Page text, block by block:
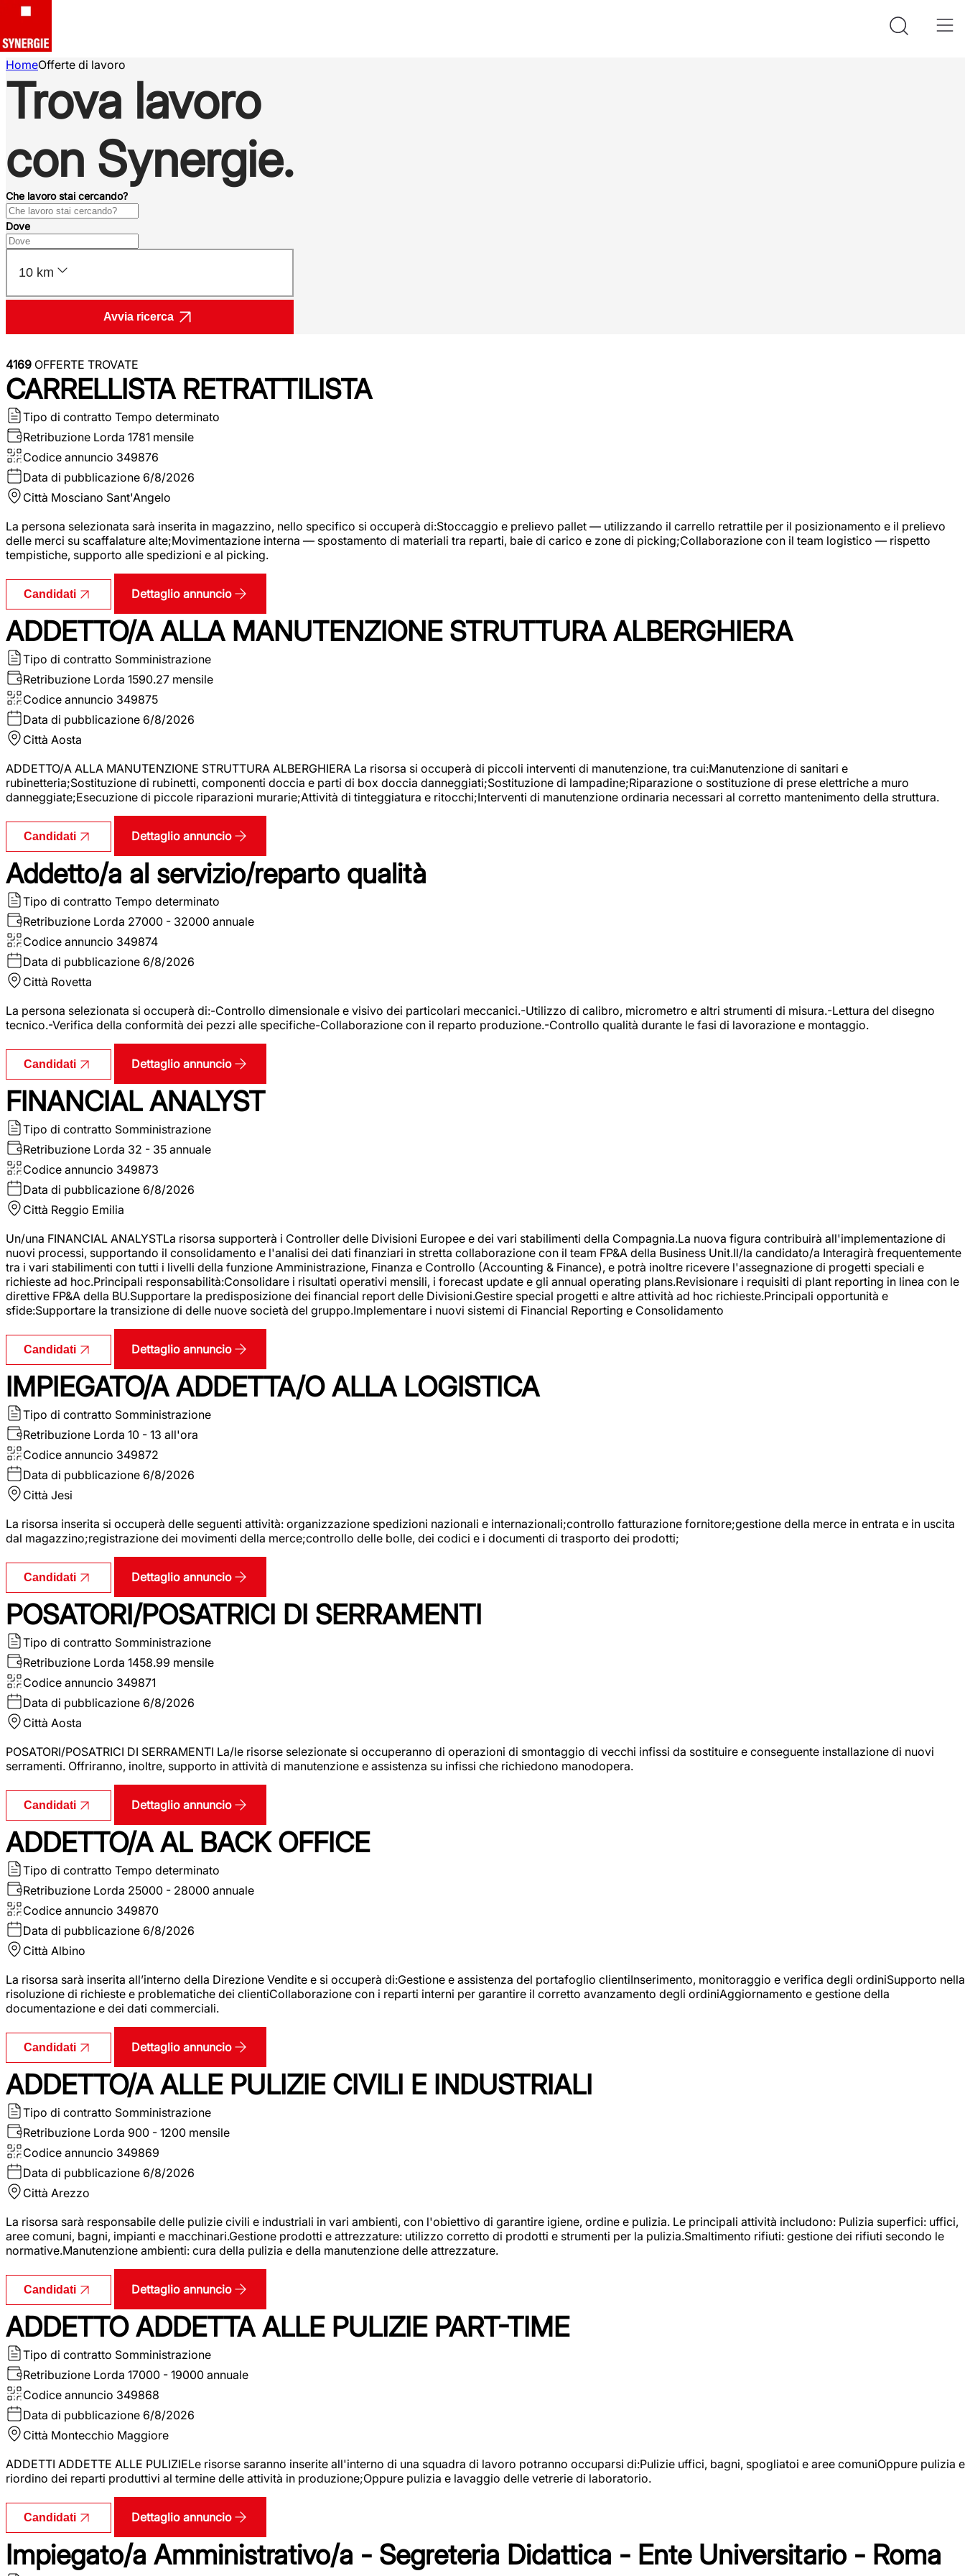
HomeOfferte di lavoro
Trova lavoro
con Synergie.
Che lavoro stai cercando?
Dove
10 km
Avvia ricerca
4169 OFFERTE TROVATE
CARRELLISTA RETRATTILISTA
Tipo di contratto Tempo determinato
Retribuzione Lorda 1781 mensile
Codice annuncio 349876
Data di pubblicazione 6/8/2026
Città Mosciano Sant'Angelo
La persona selezionata sarà inserita in magazzino, nello specifico si occuperà di:Stoccaggio e prelievo pallet — utilizzando il carrello retrattile per il posizionamento e il prelievo
delle merci su scaffalature alte;Movimentazione interna — spostamento di materiali tra reparti, baie di carico e zone di picking;Collaborazione con il team logistico — rispetto
tempistiche, supporto alle spedizioni e al picking.
Candidati Dettaglio annuncio
ADDETTO/A ALLA MANUTENZIONE STRUTTURA ALBERGHIERA
Tipo di contratto Somministrazione
Retribuzione Lorda 1590.27 mensile
Codice annuncio 349875
Data di pubblicazione 6/8/2026
Città Aosta
ADDETTO/A ALLA MANUTENZIONE STRUTTURA ALBERGHIERA La risorsa si occuperà di piccoli interventi di manutenzione, tra cui:Manutenzione di sanitari e
rubinetteria;Sostituzione di rubinetti, componenti doccia e parti di box doccia danneggiati;Sostituzione di lampadine;Riparazione o sostituzione di prese elettriche a muro
danneggiate;Esecuzione di piccole riparazioni murarie;Attività di tinteggiatura e ritocchi;Interventi di manutenzione ordinaria necessari al corretto mantenimento della struttura.
Candidati Dettaglio annuncio
Addetto/a al servizio/reparto qualità
Tipo di contratto Tempo determinato
Retribuzione Lorda 27000 - 32000 annuale
Codice annuncio 349874
Data di pubblicazione 6/8/2026
Città Rovetta
La persona selezionata si occuperà di:-Controllo dimensionale e visivo dei particolari meccanici.-Utilizzo di calibro, micrometro e altri strumenti di misura.-Lettura del disegno
tecnico.-Verifica della conformità dei pezzi alle specifiche-Collaborazione con il reparto produzione.-Controllo qualità durante le fasi di lavorazione e montaggio.
Candidati Dettaglio annuncio
FINANCIAL ANALYST
Tipo di contratto Somministrazione
Retribuzione Lorda 32 - 35 annuale
Codice annuncio 349873
Data di pubblicazione 6/8/2026
Città Reggio Emilia
Un/una FINANCIAL ANALYSTLa risorsa supporterà i Controller delle Divisioni Europee e dei vari stabilimenti della Compagnia.La nuova figura contribuirà all'implementazione di
nuovi processi, supportando il consolidamento e l'analisi dei dati finanziari in stretta collaborazione con il team FP&A della Business Unit.Il/la candidato/a Interagirà frequentemente
tra i vari stabilimenti con tutti i livelli della funzione Amministrazione, Finanza e Controllo (Accounting & Finance), e potrà inoltre ricevere l'assegnazione di progetti speciali e
richieste ad hoc.Principali responsabilità:Consolidare i risultati operativi mensili, i forecast update e gli annual operating plans.Revisionare i requisiti di plant reporting in linea con le
direttive FP&A della BU.Supportare la predisposizione dei financial report delle Divisioni.Gestire special progetti e altre attività ad hoc richieste.Principali opportunità e
sfide:Supportare la transizione di delle nuove società del gruppo.Implementare i nuovi sistemi di Financial Reporting e Consolidamento
Candidati Dettaglio annuncio
IMPIEGATO/A ADDETTA/O ALLA LOGISTICA
Tipo di contratto Somministrazione
Retribuzione Lorda 10 - 13 all'ora
Codice annuncio 349872
Data di pubblicazione 6/8/2026
Città Jesi
La risorsa inserita si occuperà delle seguenti attività: organizzazione spedizioni nazionali e internazionali;controllo fatturazione fornitore;gestione della merce in entrata e in uscita
dal magazzino;registrazione dei movimenti della merce;controllo delle bolle, dei codici e i documenti di trasporto dei prodotti;
Candidati Dettaglio annuncio
POSATORI/POSATRICI DI SERRAMENTI
Tipo di contratto Somministrazione
Retribuzione Lorda 1458.99 mensile
Codice annuncio 349871
Data di pubblicazione 6/8/2026
Città Aosta
POSATORI/POSATRICI DI SERRAMENTI La/le risorse selezionate si occuperanno di operazioni di smontaggio di vecchi infissi da sostituire e conseguente installazione di nuovi
serramenti. Offriranno, inoltre, supporto in attività di manutenzione e assistenza su infissi che richiedono manodopera.
Candidati Dettaglio annuncio
ADDETTO/A AL BACK OFFICE
Tipo di contratto Tempo determinato
Retribuzione Lorda 25000 - 28000 annuale
Codice annuncio 349870
Data di pubblicazione 6/8/2026
Città Albino
La risorsa sarà inserita all’interno della Direzione Vendite e si occuperà di:Gestione e assistenza del portafoglio clientiInserimento, monitoraggio e verifica degli ordiniSupporto nella
risoluzione di richieste e problematiche dei clientiCollaborazione con i reparti interni per garantire il corretto avanzamento degli ordiniAggiornamento e gestione della
documentazione e dei dati commerciali.
Candidati Dettaglio annuncio
ADDETTO/A ALLE PULIZIE CIVILI E INDUSTRIALI
Tipo di contratto Somministrazione
Retribuzione Lorda 900 - 1200 mensile
Codice annuncio 349869
Data di pubblicazione 6/8/2026
Città Arezzo
La risorsa sarà responsabile delle pulizie civili e industriali in vari ambienti, con l'obiettivo di garantire igiene, ordine e pulizia. Le principali attività includono: Pulizia superfici: uffici,
aree comuni, bagni, impianti e macchinari.Gestione prodotti e attrezzature: utilizzo corretto di prodotti e strumenti per la pulizia.Smaltimento rifiuti: gestione dei rifiuti secondo le
normative.Manutenzione ambienti: cura della pulizia e della manutenzione delle attrezzature.
Candidati Dettaglio annuncio
ADDETTO ADDETTA ALLE PULIZIE PART-TIME
Tipo di contratto Somministrazione
Retribuzione Lorda 17000 - 19000 annuale
Codice annuncio 349868
Data di pubblicazione 6/8/2026
Città Montecchio Maggiore
ADDETTI ADDETTE ALLE PULIZIELe risorse saranno inserite all'interno di una squadra di lavoro potranno occuparsi di:Pulizie uffici, bagni, spogliatoi e aree comuniOppure pulizia e
riordino dei reparti produttivi al termine delle attività in produzione;Oppure pulizia e lavaggio delle vetrerie di laboratorio.
Candidati Dettaglio annuncio
Impiegato/a Amministrativo/a - Segreteria Didattica - Ente Universitario - Roma